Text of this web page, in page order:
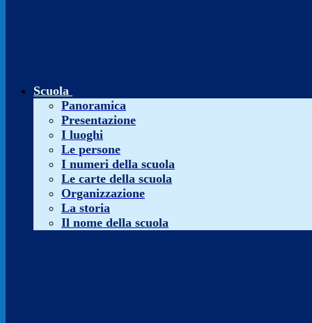
Scuola
Panoramica
Presentazione
I luoghi
Le persone
I numeri della scuola
Le carte della scuola
Organizzazione
La storia
Il nome della scuola